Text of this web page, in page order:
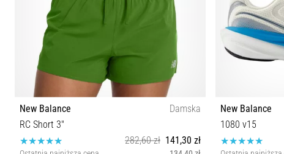
New Balance
Damska
RC Short 3"
282,60 zł 141,30 zł
New Balance
1080 v15